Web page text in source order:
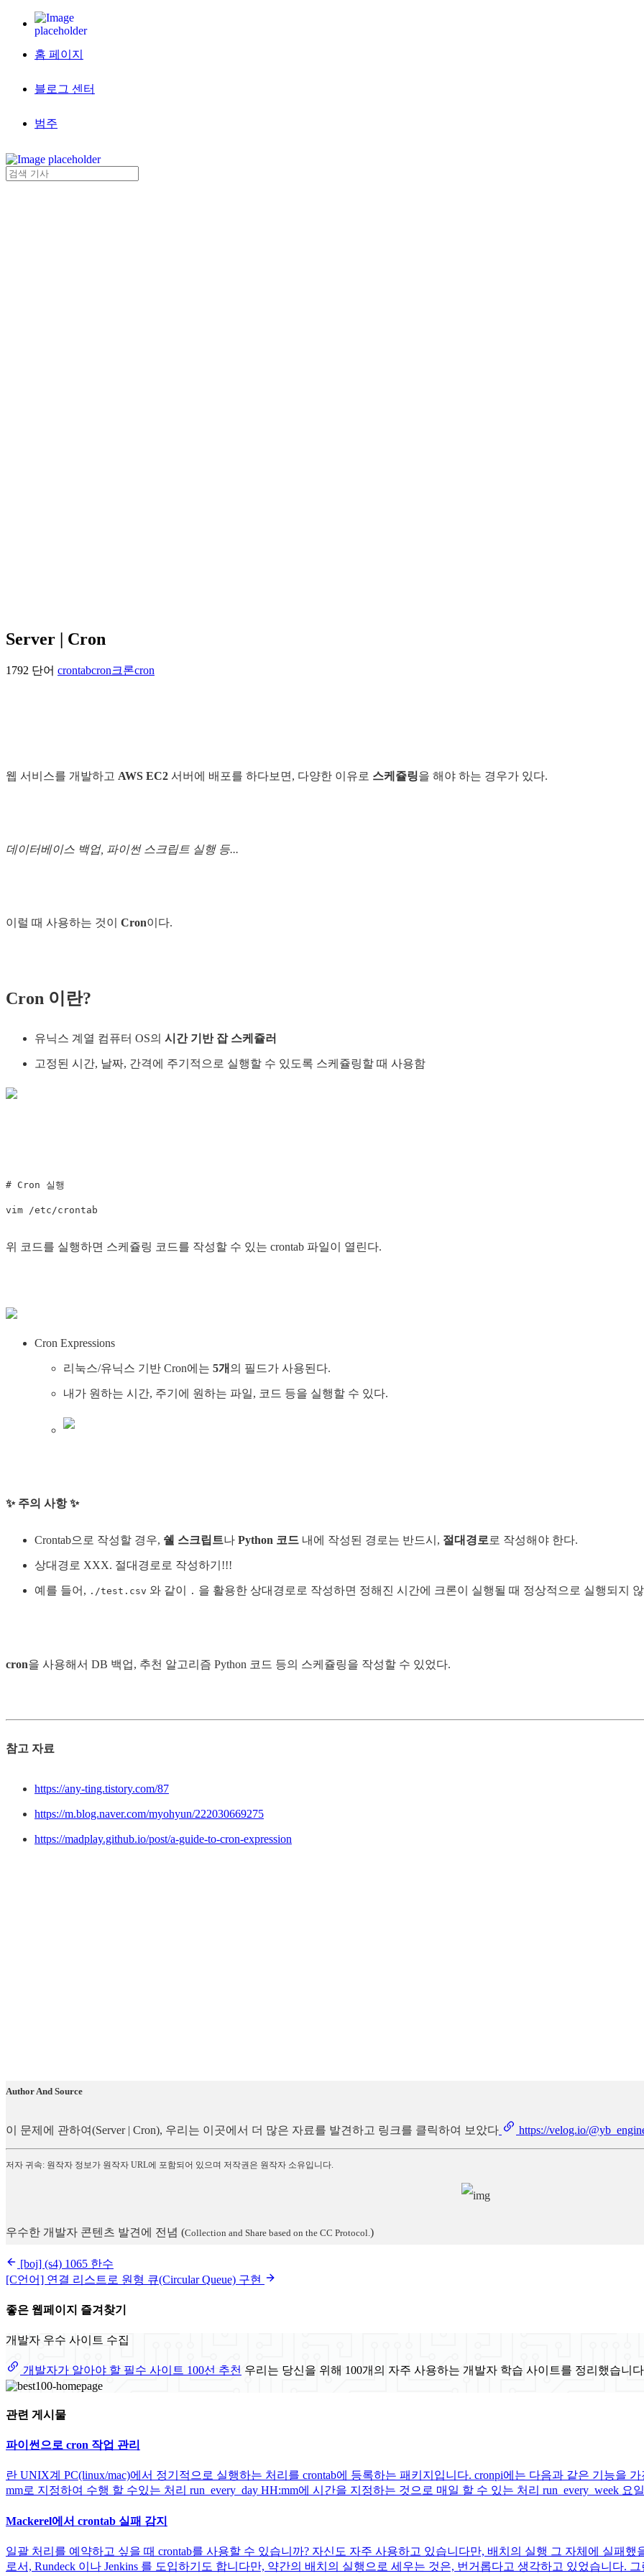
홈 페이지
블로그 센터
범주
Server | Cron
1792 단어 crontabcron크론cron
웹 서비스를 개발하고 AWS EC2 서버에 배포를 하다보면, 다양한 이유로 스케쥴링을 해야 하는 경우가 있다.
데이터베이스 백업, 파이썬 스크립트 실행 등...
이럴 때 사용하는 것이 Cron이다.
Cron 이란?
유닉스 계열 컴퓨터 OS의 시간 기반 잡 스케쥴러
고정된 시간, 날짜, 간격에 주기적으로 실행할 수 있도록 스케쥴링할 때 사용함
# Cron 실행
vim /etc/crontab
위 코드를 실행하면 스케쥴링 코드를 작성할 수 있는 crontab 파일이 열린다.
Cron Expressions
리눅스/유닉스 기반 Cron에는 5개 의 필드가 사용된다.
내가 원하는 시간, 주기에 원하는 파일, 코드 등을 실행할 수 있다.
✨ 주의 사항 ✨
Crontab으로 작성할 경우, 쉘 스크립트나 Python 코드 내에 작성된 경로는 반드시, 절대경로 로 작성해야 한다.
상대경로 XXX. 절대경로로 작성하기!!!
예를 들어, ./test.csv 와 같이 . 을 활용한 상대경로로 작성하면 정해진 시간에 크론이 실행될 때 정상적으로 실행되지
cron을 사용해서 DB 백업, 추천 알고리즘 Python 코드 등의 스케쥴링을 작성할 수 있었다.
참고 자료
https://any-ting.tistory.com/87
https://m.blog.naver.com/myohyun/222030669275
https://madplay.github.io/post/a-guide-to-cron-expression
Author And Source
이 문제에 관하여(Server | Cron), 우리는 이곳에서 더 많은 자료를 발견하고 링크를 클릭하여 보았다 https://velog.io/
저자 귀속: 원작자 정보가 원작자 URL에 포함되어 있으며 저작권은 원작자 소유입니다.
우수한 개발자 콘텐츠 발견에 전념 (Collection and Share based on the CC Protocol. )
[boj] (s4) 1065 한수
[C언어] 연결 리스트로 원형 큐(Circular Queue) 구현
좋은 웹페이지 즐겨찾기
개발자 우수 사이트 수집
개발자가 알아야 할 필수 사이트 100선 추천 우리는 당신을 위해 100개의 자주 사용하는 개발자 학습 사이트를 정리했습니다
관련 게시물
파이썬으로 cron 작업 관리
란 UNIX계 PC(linux/mac)에서 정기적으로 실행하는 처리를 crontab에 등록하는 패키지입니다. cronpi에는 다음과 같은 기능을
mm로 지정하여 수행 할 수있는 처리 run_every_day HH:mm에 시간을 지정하는 것으로 매일 할 수 있는 처리 run_every_week 요
Mackerel에서 crontab 실패 감지
일괄 처리를 예약하고 싶을 때 crontab를 사용할 수 있습니까? 자신도 자주 사용하고 있습니다만, 배치의 실행 그 자체에 실패
로서, Rundeck 이나 Jenkins 를 도입하기도 합니다만, 약간의 배치의 실행으로 세우는 것은, 번거롭다고 생각하고 있었습니다.